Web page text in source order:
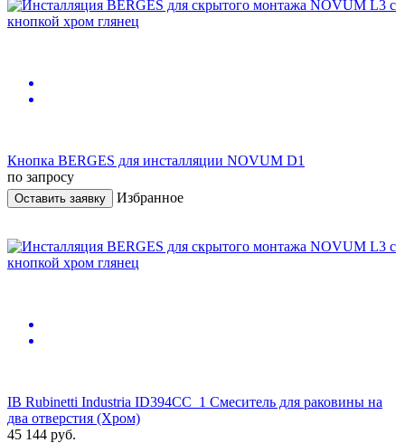
Кнопка BERGES для инсталляции NOVUM D1
по запросу
Оставить заявку Избранное
IB Rubinetti Industria ID394CC_1 Смеситель для раковины на
два отверстия (Хром)
45 144 руб.